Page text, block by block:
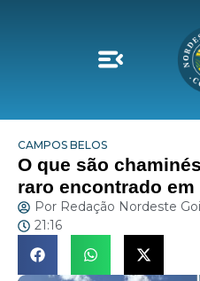
CAMPOS BELOS
O que são
raro encontrado
Por Redação Nordeste
21:16